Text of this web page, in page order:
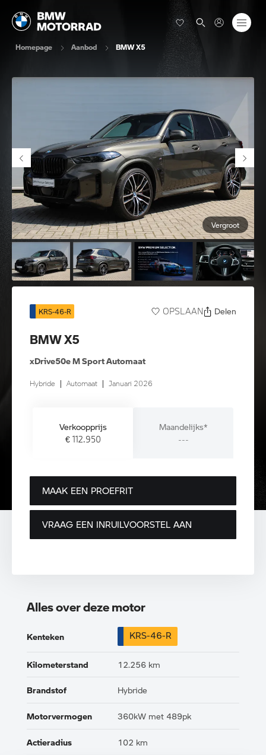
Homepage Aanbod BMW X5
Vergroot
KRS-46-R OPSLAAN Delen
BMW X5
xDrive50e M Sport Automaat
Hybride | Automaat | Januari 2026
Verkoopprijs
€ 112.950
Maandelijks*
---
MAAK EEN PROEFRIT
VRAAG EEN INRUILVOORSTEL AAN
Alles over deze motor
Kenteken KRS-46-R
Kilometerstand 12.256 km
Brandstof Hybride
Motorvermogen 360kW met 489pk
Actieradius 102 km